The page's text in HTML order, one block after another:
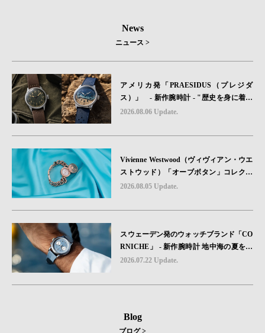
News
ニュース >
アメリカ発「PRAESIDUS（プレジダ
ス）」 - 新作腕時計 - "歴史を身に着け
る“ -戦場を駆け抜けたWillys MBのボンネ
砂を文字盤に閉じ込めた「A-11」コレク
2026.08.06 Update.
Vivienne Westwood（ヴィヴィアン・ウエ
ストウッド）「オーブボタン」コレクシ
ョンに、⽇本限定カラーのローズゴール
2026.08.05 Update.
スウェーデン発のウォッチブランド「CO
RNICHE」 - 新作腕時計 地中海の夏を映
す、爽やかなブルーダイヤル「Heritage C
2026.07.22 Update.
Blog